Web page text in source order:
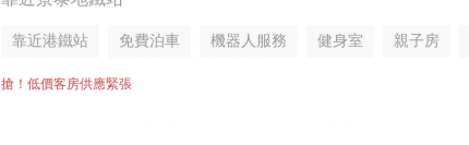
靠近港鐵站 免費泊車 機器人服務 健身室 親子房
行李寄存服務
搶！低價客房供應緊張